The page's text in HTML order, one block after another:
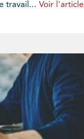
travail... Voir l'article